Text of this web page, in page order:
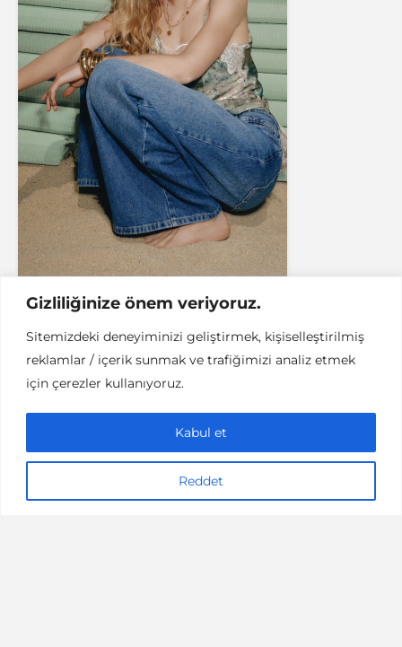
Gizliliğinize önem veriyoruz.
Sitemizdeki deneyiminizi geliştirmek, kişiselleştirilmiş
reklamlar / içerik sunmak ve trafiğimizi analiz etmek
için çerezler kullanıyoruz.
Reddet
Kabul et
SEYAHAT YURT IÇI
Kapadokya Gezisi: 2
Günde Neler Yapılır
10 dakikalık okuma